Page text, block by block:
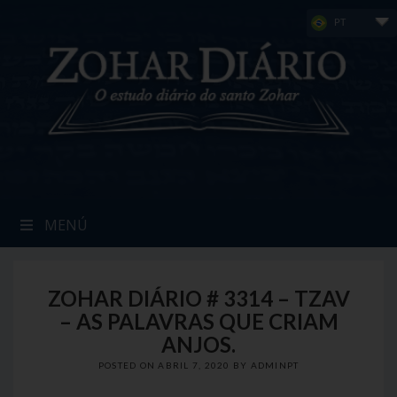
PT
MENÚ
ZOHAR DIÁRIO # 3314 – TZAV
– AS PALAVRAS QUE CRIAM
ANJOS.
POSTED ON ABRIL 7, 2020 BY ADMINPT